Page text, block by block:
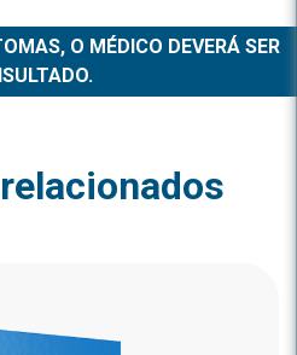
O MÉDICO DEVERÁ SER